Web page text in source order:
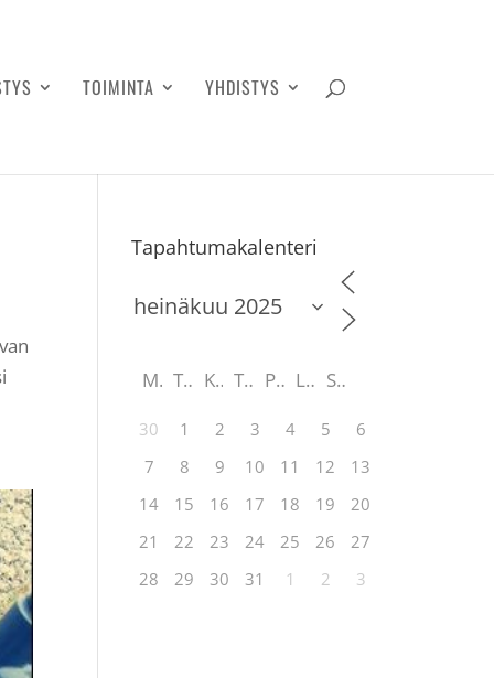
TOIMINTA YHDISTYS
Tapahtumakalenteri
M T K T P L S
30 1 2 3 4 5
6
7
8 9 10 11 12
13
14
15 16 17 18 19
20
21
22 23 24 25 26
27
28
29 30 31 1 2 3